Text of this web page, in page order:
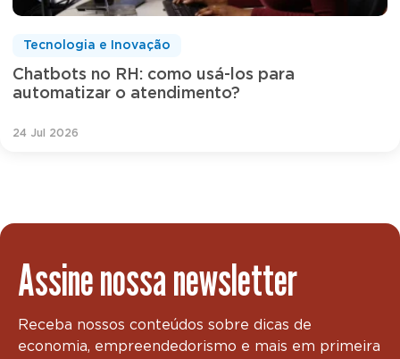
Chatbots no RH: como usá-los para
automatizar o atendimento?
Tecnologia e Inovação
24 Jul 2026
Assine nossa newsletter
Receba nossos conteúdos sobre dicas de
economia, empreendedorismo e mais em primeira